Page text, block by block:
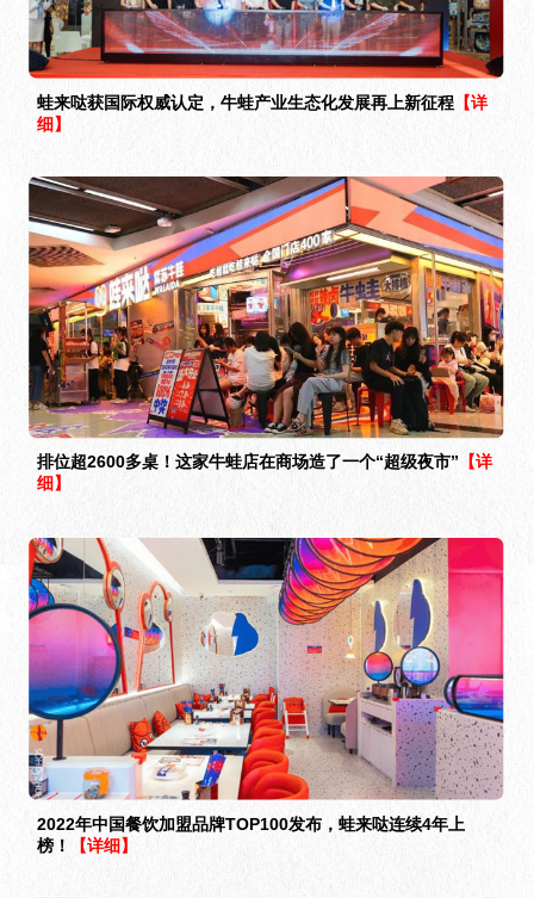
蛙来哒获国际权威认定，牛蛙产业生态化发展再上新征程 【详
细】
排位超2600多桌！这家牛蛙店在商场造了一个“超级夜市” 【详
细】
2022年中国餐饮加盟品牌TOP100发布，蛙来哒连续4年上
榜！
【详细】